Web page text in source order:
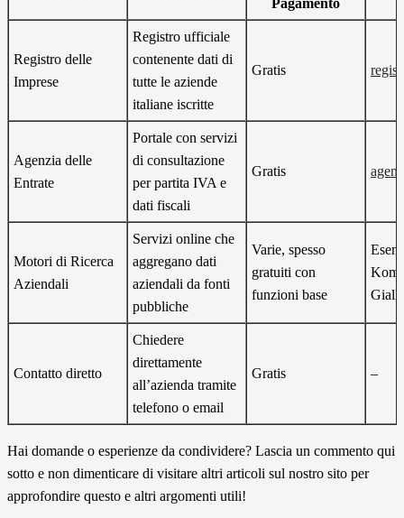
Pagamento
Registro delle
Imprese
Registro ufficiale
contenente dati di
tutte le aziende
italiane iscritte
Gratis
Agenzia delle
Entrate
Portale con servizi
di consultazione
per partita IVA e
dati fiscali
Gratis
Motori di Ricerca
Aziendali
Servizi online che
aggregano dati
aziendali da fonti
pubbliche
Varie, spesso
gratuiti con
funzioni base
Gialle
Contatto diretto
Chiedere
direttamente
all’azienda tramite
telefono o email
Gratis –
Hai domande o esperienze da condividere? Lascia un commento qui
sotto e non dimenticare di visitare altri articoli sul nostro sito per
approfondire questo e altri argomenti utili!